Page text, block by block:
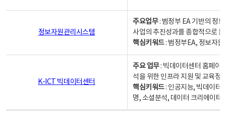
정보자원관리시스템
주요업무: 범정부 EA 기반의 정
사업의 추진성과를 종합적으로
핵심키워드: 범정부EA, 정보자
K-ICT 빅데이터센터
주요 업무: 빅데이터센터 홈페이
석을 위한 인프라 지원 및 교육정
핵심키워드: 인공지능, 빅데이터,
명, 소셜분석, 데이터 크리에이터